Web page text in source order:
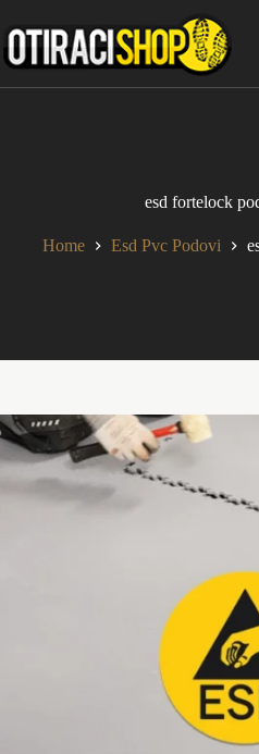
to
content
esd fortelock
Home Esd Pvc Podovi